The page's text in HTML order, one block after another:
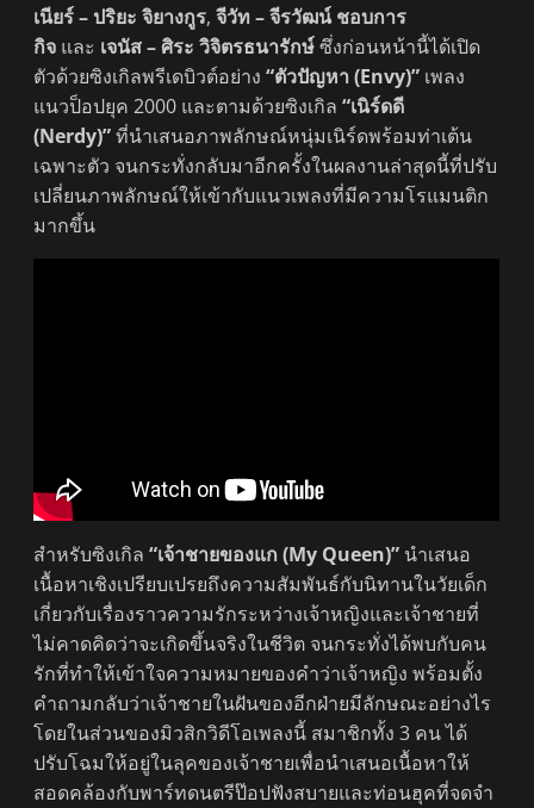
เนียร์ – ปริยะ จิยางกูร,จีวัท – จีรวัฒน์ ชอบการ
กิจ และ เจนัส – ศิระ วิจิตรธนารักษ์ซึ่งก่อนหน้านี้ได้เปิด
ตัวด้วยซิงเกิลพรีเดบิวต์อย่าง“ตัวปัญหา (Envy)” เพลง
แนวป็อปยุค 2000 และตามด้วยซิงเกิล“เนิร์ดดี
(Nerdy)”ที่นำเสนอภาพลักษณ์หนุ่มเนิร์ดพร้อมท่าเต้น
เฉพาะตัว จนกระทั่งกลับมาอีกครั้งในผลงานล่าสุดนี้ที่ปรับ
เปลี่ยนภาพลักษณ์ให้เข้ากับแนวเพลงที่มีความโรแมนติก
มากขึ้น
สำหรับซิงเกิล“เจ้าชายของแก (My Queen)” นำเสนอ
เนื้อหาเชิงเปรียบเปรยถึงความสัมพันธ์กับนิทานในวัยเด็ก
เกี่ยวกับเรื่องราวความรักระหว่างเจ้าหญิงและเจ้าชายที่
ไม่คาดคิดว่าจะเกิดขึ้นจริงในชีวิต จนกระทั่งได้พบกับคน
รักที่ทำให้เข้าใจความหมายของคำว่าเจ้าหญิง พร้อมตั้ง
คำถามกลับว่าเจ้าชายในฝันของอีกฝ่ายมีลักษณะอย่างไร
โดยในส่วนของมิวสิกวิดีโอเพลงนี้ สมาชิกทั้ง 3 คน ได้
ปรับโฉมให้อยู่ในลุคของเจ้าชายเพื่อนำเสนอเนื้อหาให้
สอดคล้องกับพาร์ทดนตรีป๊อปฟังสบายและท่อนฮุคที่จดจำ